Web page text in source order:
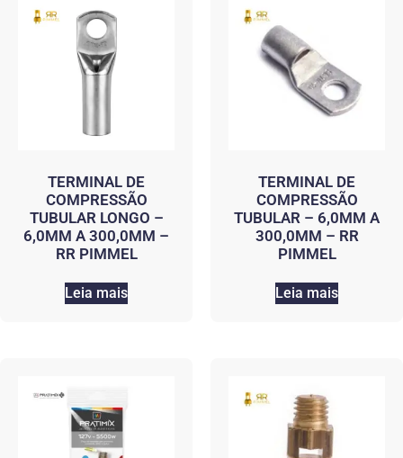
TERMINAL DE
COMPRESSÃO
TUBULAR LONGO –
6,0MM A 300,0MM –
RR PIMMEL
Leia mais
TERMINAL DE
COMPRESSÃO
TUBULAR – 6,0MM A
300,0MM – RR
PIMMEL
Leia mais